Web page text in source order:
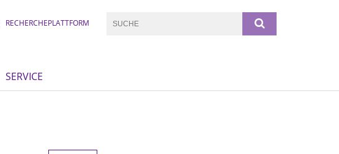
RECHERCHEPLATTFORM
SERVICE